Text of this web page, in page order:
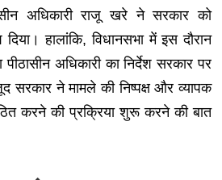
अधिकारी राजू खरे ने सरकार को
हालांकि, विधानसभा में इस दौरान
अधिकारी का निर्देश सरकार पर
सरकार ने मामले की निष्पक्ष और व्यापक
करने की प्रक्रिया शुरू करने की बात